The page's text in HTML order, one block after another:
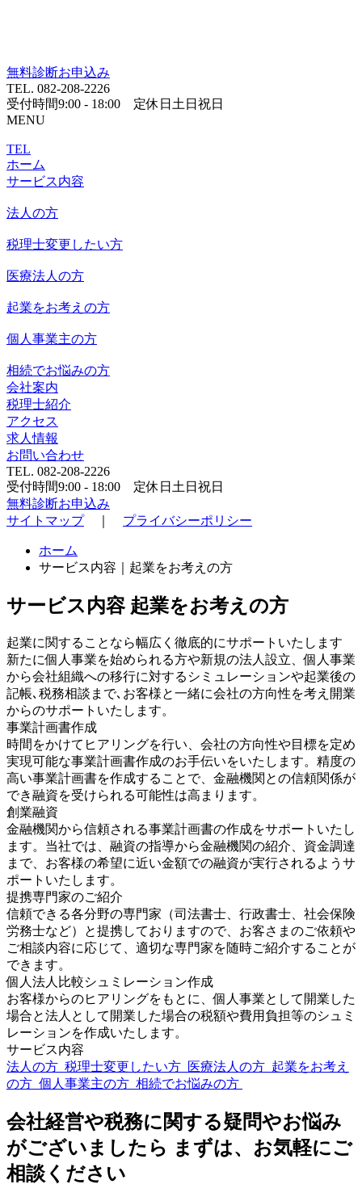
無料診断お申込み
TEL. 082-208-2226
受付時間9:00 - 18:00 定休日 土日祝日
MENU
TEL
ホーム
サービス内容
法人の方
税理士変更したい方
医療法人の方
起業をお考えの方
個人事業主の方
相続でお悩みの方
会社案内
税理士紹介
アクセス
求人情報
お問い合わせ
TEL. 082-208-2226
受付時間9:00 - 18:00 定休日 土日祝日
無料診断お申込み
サイトマップ｜ プライバシーポリシー
ホーム
サービス内容｜起業をお考えの方
サービス内容 起業をお考えの方
起業に関することなら幅広く徹底的にサポートいたします
新たに個人事業を始められる方や新規の法人設立、個人事業
から会社組織への移行に対するシミュレーションや起業後の
記帳､税務相談まで､お客様と一緒に会社の方向性を考え開業
からのサポートいたします。
事業計画書作成
時間をかけてヒアリングを行い、会社の方向性や目標を定め
実現可能な事業計画書作成のお手伝いをいたします。精度の
高い事業計画書を作成することで、金融機関との信頼関係が
でき融資を受けられる可能性は高まります。
創業融資
金融機関から信頼される事業計画書の作成をサポートいたし
ます。当社では、融資の指導から金融機関の紹介、資金調達
まで、お客様の希望に近い金額での融資が実行されるようサ
ポートいたします。
提携専門家のご紹介
信頼できる各分野の専門家（司法書士、行政書士、社会保険
労務士など）と提携しておりますので、お客さまのご依頼や
ご相談内容に応じて、適切な専門家を随時ご紹介することが
できます。
個人法人比較シュミレーション作成
お客様からのヒアリングをもとに、個人事業として開業した
場合と法人として開業した場合の税額や費用負担等のシュミ
レーションを作成いたします。
サービス内容
法人の方 税理士変更したい方 医療法人の方 起業をお考え
の方 個人事業主の方 相続でお悩みの方
会社経営や税務に関する疑問やお悩み
がございましたら まずは、お気軽にご
相談ください